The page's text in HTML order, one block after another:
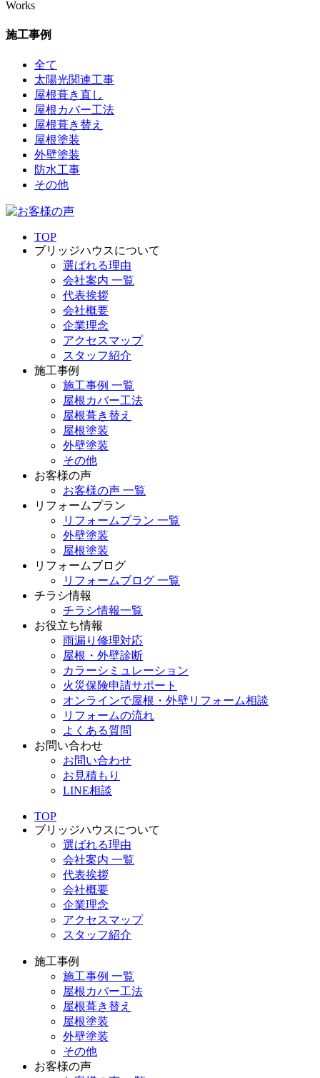
Works
施工事例
全て
太陽光関連工事
屋根葺き直し
屋根カバー工法
屋根葺き替え
屋根塗装
外壁塗装
防水工事
その他
TOP
ブリッジハウスについて
選ばれる理由
会社案内 一覧
代表挨拶
会社概要
企業理念
アクセスマップ
スタッフ紹介
施工事例
施工事例 一覧
屋根カバー工法
屋根葺き替え
屋根塗装
外壁塗装
その他
お客様の声
お客様の声 一覧
リフォームプラン
リフォームプラン 一覧
外壁塗装
屋根塗装
リフォームブログ
リフォームブログ 一覧
チラシ情報
チラシ情報一覧
お役立ち情報
雨漏り修理対応
屋根・外壁診断
カラーシミュレーション
火災保険申請サポート
オンラインで屋根・外壁リフォーム相談
リフォームの流れ
よくある質問
お問い合わせ
お問い合わせ
お見積もり
LINE相談
TOP
ブリッジハウスについて
選ばれる理由
会社案内 一覧
代表挨拶
会社概要
企業理念
アクセスマップ
スタッフ紹介
施工事例
施工事例 一覧
屋根カバー工法
屋根葺き替え
屋根塗装
外壁塗装
その他
お客様の声